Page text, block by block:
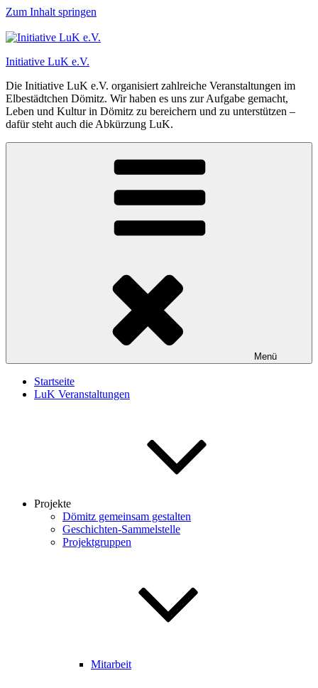
Zum Inhalt springen
Initiative LuK e.V.
Die Initiative LuK e.V. organisiert zahlreiche Veranstaltungen im
Elbestädtchen Dömitz. Wir haben es uns zur Aufgabe gemacht,
Leben und Kultur in Dömitz zu bereichern und zu unterstützen –
dafür steht auch die Abkürzung LuK.
Menü
Startseite
LuK Veranstaltungen
Projekte
Dömitz gemeinsam gestalten
Geschichten-Sammelstelle
Projektgruppen
Mitarbeit